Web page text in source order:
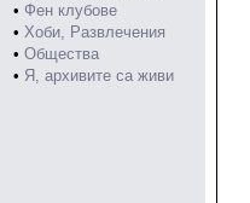
• Фен клубове
• Хоби, Развлечения
• Общества
• Я, архивите са живи